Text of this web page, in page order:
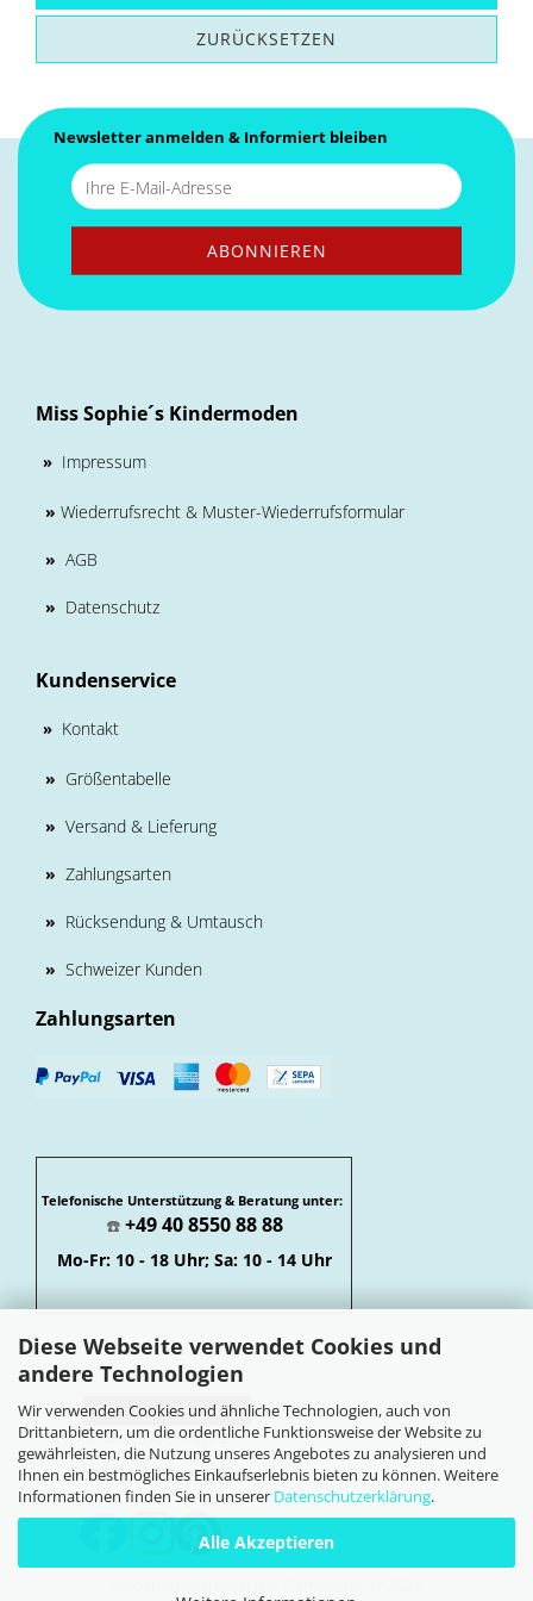
Diese Webseite verwendet Cookies und
andere Technologien
Wir verwenden Cookies und ähnliche Technologien, auch von
Drittanbietern, um die ordentliche Funktionsweise der Website zu
gewährleisten, die Nutzung unseres Angebotes zu analysieren und
Ihnen ein bestmögliches Einkaufserlebnis bieten zu können. Weitere
Informationen finden Sie in unserer Datenschutzerklärung.
Alle Akzeptieren
ZURÜCKSETZEN
Newsletter anmelden & Informiert bleiben
Miss Sophie´s Kindermoden
» Impressum
» Wiederrufsrecht & Muster-Wiederrufsformular
» AGB
» Datenschutz
Kundenservice
» Kontakt
» Größentabelle
» Versand & Lieferung
» Zahlungsarten
» Rücksendung & Umtausch
» Schweizer Kunden
Zahlungsarten
Telefonische Unterstützung & Beratung unter:
☎️ +49 40 8550 88 88
Mo-Fr: 10 - 18 Uhr; Sa: 10 - 14 Uhr
Vertrag widerrufen
Widerrufsbelehrung
Soziale Netzwerke